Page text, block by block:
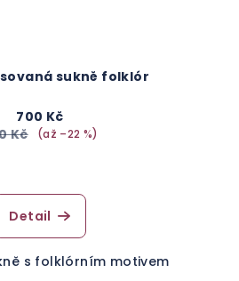
sukně folklór
700 Kč
Kč
(až –22 %)
Detail
s folklórním motivem